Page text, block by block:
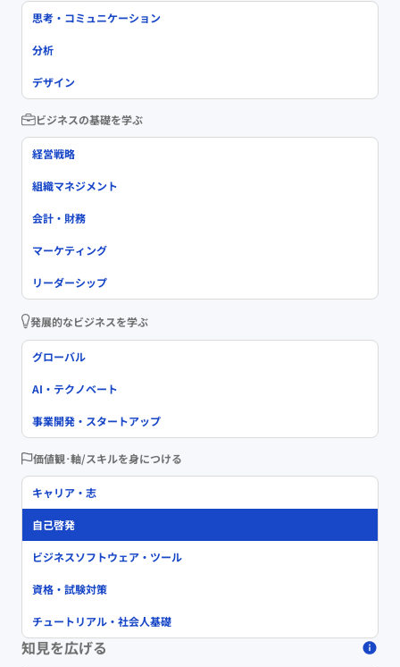
思考・コミュニケーション
分析
デザイン
ビジネスの基礎を学ぶ
経営戦略
組織マネジメント
会計・財務
マーケティング
リーダーシップ
発展的なビジネスを学ぶ
グローバル
AI・テクノベート
事業開発・スタートアップ
価値観･軸/スキルを身につける
キャリア・志
自己啓発
ビジネスソフトウェア・ツール
資格・試験対策
チュートリアル・社会人基礎
知見を広げる